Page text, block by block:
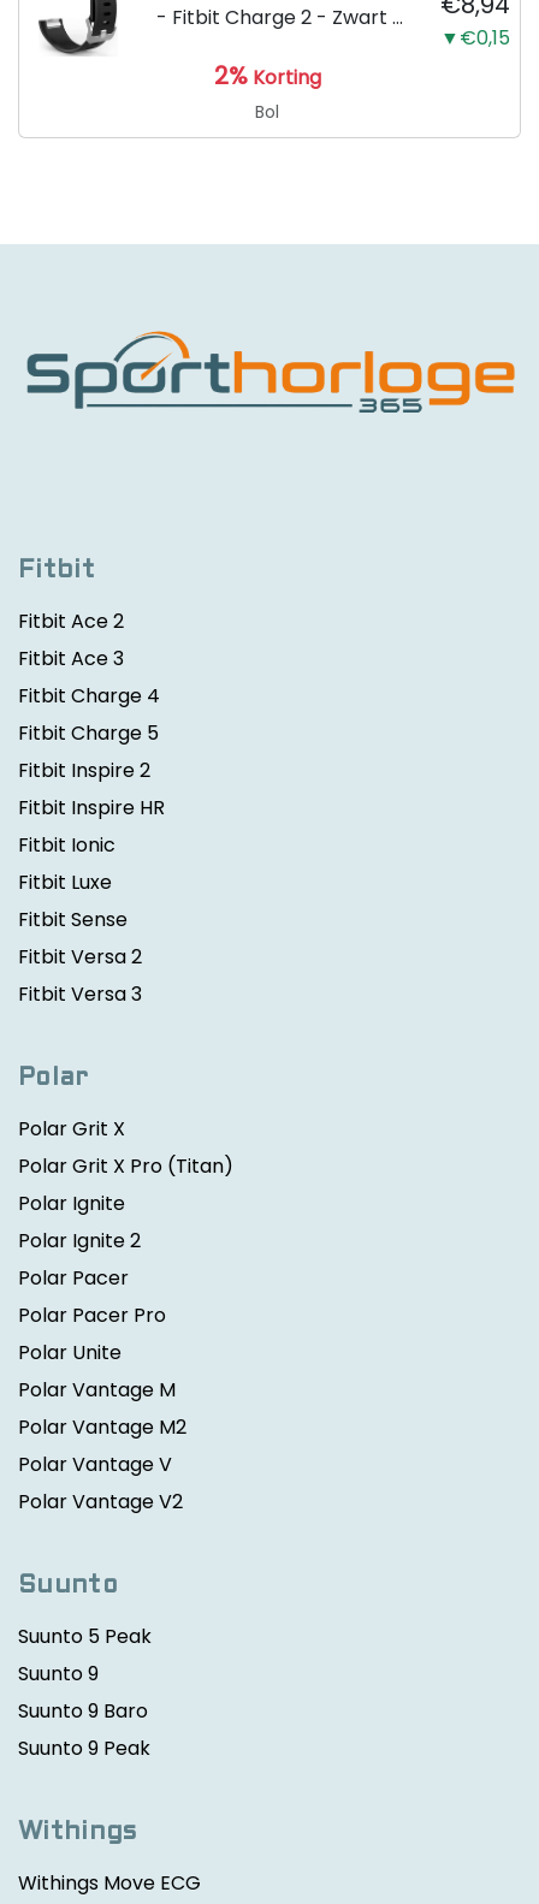
- Fitbit Charge 2 - Zwart -
▼€0,15
2% Korting
Bol
Fitbit
Fitbit Ace 2
Fitbit Ace 3
Fitbit Charge 4
Fitbit Charge 5
Fitbit Inspire 2
Fitbit Inspire HR
Fitbit Ionic
Fitbit Luxe
Fitbit Sense
Fitbit Versa 2
Fitbit Versa 3
Polar
Polar Grit X
Polar Grit X Pro (Titan)
Polar Ignite
Polar Ignite 2
Polar Pacer
Polar Pacer Pro
Polar Unite
Polar Vantage M
Polar Vantage M2
Polar Vantage V
Polar Vantage V2
Suunto
Suunto 5 Peak
Suunto 9
Suunto 9 Baro
Suunto 9 Peak
Withings
Withings Move ECG